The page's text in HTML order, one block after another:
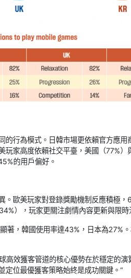
的行為模式。日韓市場更依賴官方應
玩家高度依賴社交平臺，美國（77%
的用戶偏好。
。歐美玩家對登錄獎勵機制反應積極
），玩家更關注劇情內容更新與限
著，韓國使用率達43%，日本為27%
效獲客管道的核心優勢在於穩定的
定位最優獲客策略始終是成功關鍵。”